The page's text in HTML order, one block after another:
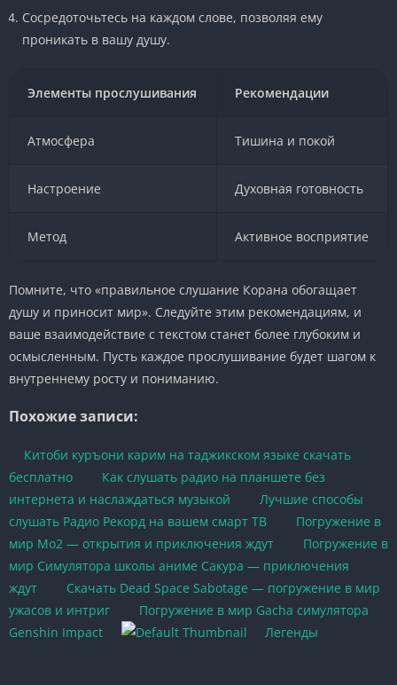
Сосредоточьтесь на каждом слове, позволяя ему
проникать в вашу душу.
Элементы прослушивания Рекомендации
Атмосфера Тишина и покой
Настроение Духовная готовность
Метод Активное восприятие
Помните, что «правильное слушание Корана обогащает
душу и приносит мир». Следуйте этим рекомендациям, и
ваше взаимодействие с текстом станет более глубоким и
осмысленным. Пусть каждое прослушивание будет шагом к
внутреннему росту и пониманию.
Похожие записи:
Китоби куръони карим на таджикском языке скачать
бесплатно
Как слушать радио на планшете без
интернета и наслаждаться музыкой
Лучшие способы
слушать Радио Рекорд на вашем смарт ТВ
Погружение в
мир Мо2 — открытия и приключения ждут
Погружение в
мир Симулятора школы аниме Сакура — приключения
ждут
Скачать Dead Space Sabotage — погружение в мир
ужасов и интриг
Погружение в мир Gacha симулятора
Genshin Impact
Легенды